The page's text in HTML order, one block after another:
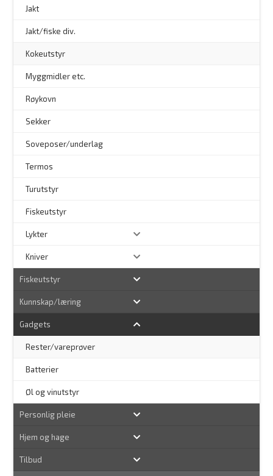
Jakt
Jakt/fiske div.
Kokeutstyr
Myggmidler etc.
Røykovn
Sekker
Soveposer/underlag
Termos
Turutstyr
Fiskeutstyr
Lykter
Kniver
Fiskeutstyr
Kunnskap/læring
Gadgets
Rester/vareprøver
Batterier
Øl og vinutstyr
Personlig pleie
Hjem og hage
Tilbud